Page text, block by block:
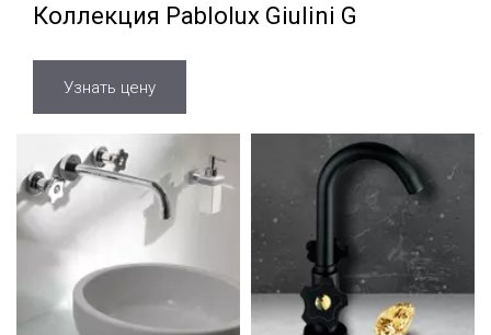
Коллекция Pablolux Giulini G
Узнать цену